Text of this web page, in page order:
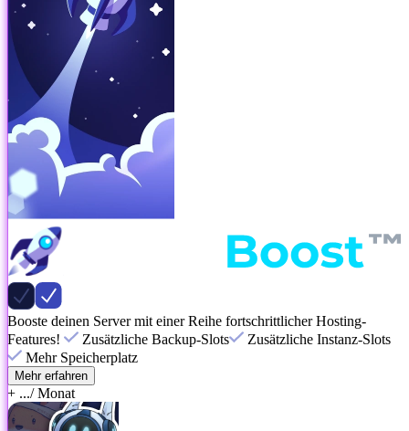
Booste deinen Server mit einer Reihe fortschrittlicher Hosting-
Features!
Zusätzliche Backup-Slots
Zusätzliche Instanz-Slots
Mehr Speicherplatz
Mehr erfahren
+ .../ Monat